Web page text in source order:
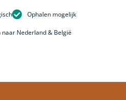
Ophalen mogelijk
naar Nederland & België